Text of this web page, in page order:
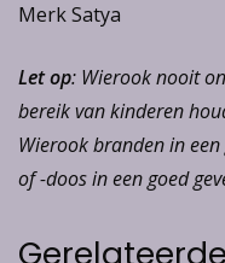
Merk Satya
Let op: Wierook nooit
bereik van kinderen
Wierook branden in
of -doos in een goed